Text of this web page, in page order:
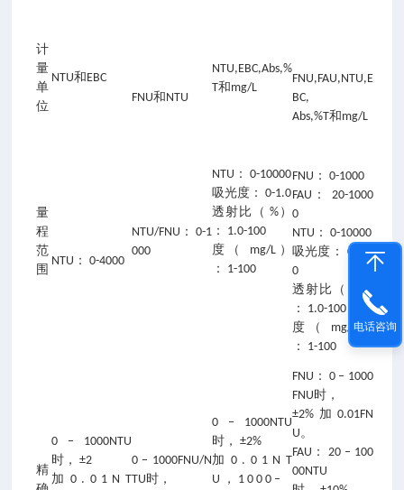
计
量
单
位
NTU和EBC
FNU和NTU
NTU,EBC,Abs,%
T和mg/L
FNU,FAU,NTU,E
BC,
Abs,%T和mg/L
量
程
范
围
NTU： 0-4000
NTU/FNU： 0-1
000
NTU： 0-10000
吸光度： 0-1.0
透射比（ %）
： 1.0-100
度（ mg/L）
： 1-100
FNU： 0-1000
FAU： 20-1000
0
NTU： 0-10000
吸光度： 0-2.0
0
透射比（ %）
： 1.0-100
度（ mg/L）
： 1-100
精
0 – 1000NTU
时， ±2
加 0 . 0 1 N T
0 – 1000FNU/N
TU时，
0 – 1000NTU
时， ±2%
加 0 . 0 1 N T
U ， 1 0 0 0 –
FNU： 0 – 1000
FNU时，
±2%加0.01FN
U。
FAU： 20 – 100
00NTU
电话咨询